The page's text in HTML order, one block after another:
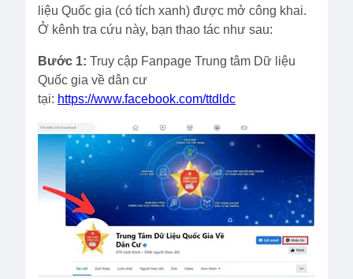
liệu Quốc gia (có tích xanh) được mở công khai.
Ở kênh tra cứu này, bạn thao tác như sau:
Bước 1: Truy cập Fanpage Trung tâm Dữ liệu
Quốc gia về dân cư
tại: https://www.facebook.com/ttdldc